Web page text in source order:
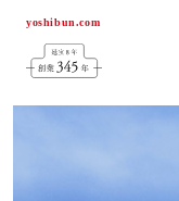
yoshibun.com